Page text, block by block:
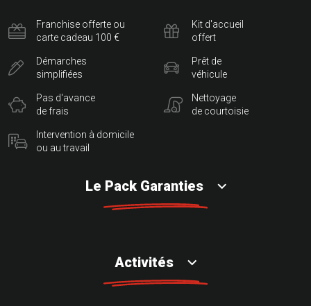
Franchise offerte ou
carte cadeau 100 €
Démarches
simplifiées
Pas d'avance
de frais
Intervention à domicile
ou au travail
Kit d'accueil
offert
Prêt de
véhicule
Nettoyage
de courtoisie
Le Pack Garanties
Activités